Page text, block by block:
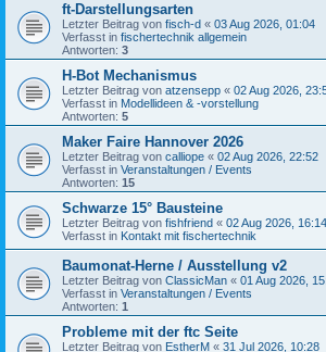
ft-Darstellungsarten
Letzter Beitrag von fisch-d « 03 Aug 2026, 01:04
Verfasst in fischertechnik allgemein
Antworten: 3
H-Bot Mechanismus
Letzter Beitrag von atzensepp « 02 Aug 2026,
Verfasst in Modellideen & -vorstellung
Antworten: 5
Maker Faire Hannover 2026
Letzter Beitrag von calliope « 02 Aug 2026, 22:52
Verfasst in Veranstaltungen / Events
Antworten: 15
Schwarze 15° Bausteine
Letzter Beitrag von fishfriend « 02 Aug 2026, 16:14
Verfasst in Kontakt mit fischertechnik
Baumonat-Herne / Ausstellung v2
Letzter Beitrag von ClassicMan « 01 Aug 2026,
Verfasst in Veranstaltungen / Events
Antworten: 1
Probleme mit der ftc Seite
Letzter Beitrag von EstherM « 31 Jul 2026, 10:28